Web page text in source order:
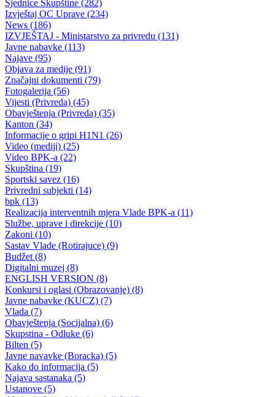
Poziv na Javnu raspravu o Nacrtu zakona o obrazovanju odraslih
BPK-a
29.10.2014